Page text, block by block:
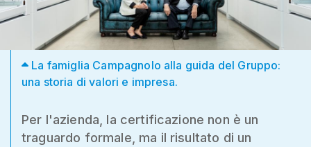
La famiglia Campagnolo alla guida del Gruppo:
una storia di valori e impresa.
Per l'azienda, la certificazione non è un
traguardo formale, ma il risultato di un